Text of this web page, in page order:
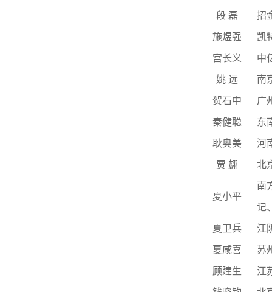
段磊 招
施煜强 凯
宫长义 中
姚远 南
贺石中 广
秦健聪 东
耿奥美 河
贾 翃 北
夏小平
南
记
夏卫兵 江
夏咸喜 苏
顾建生 江